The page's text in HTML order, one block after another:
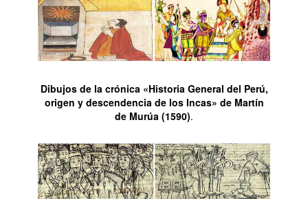
Dibujos de la crónica «Historia General del Perú,
origen y descendencia de los Incas» de Martín
de Murúa (1590).